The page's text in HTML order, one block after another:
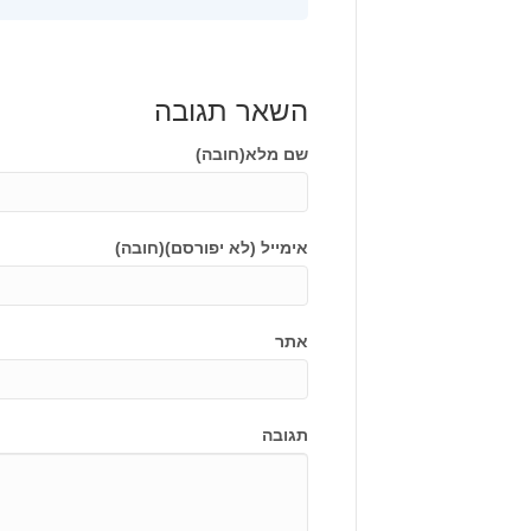
השאר תגובה
שם מלא(חובה)
אימייל (לא יפורסם)(חובה)
אתר
תגובה